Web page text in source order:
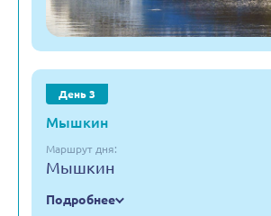
День 3
Мышкин
Маршрут дня:
Мышкин
Подробнее